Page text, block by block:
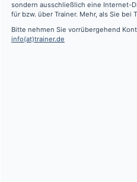
sondern ausschließlich eine Internet-
für bzw. über Trainer. Mehr, als Sie bei
Bitte nehmen Sie vorrübergehend
info(at)trainer.de